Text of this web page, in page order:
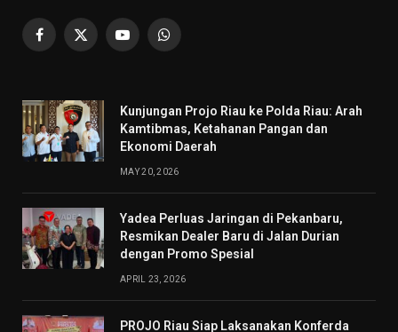
Facebook
X
YouTubeWhatsApp
Kunjungan Projo Riau ke Polda Riau: Arah
Kamtibmas, Ketahanan Pangan dan
Ekonomi Daerah
MAY 20, 2026
Yadea Perluas Jaringan di Pekanbaru,
Resmikan Dealer Baru di Jalan Durian
dengan Promo Spesial
APRIL 23, 2026
PROJO Riau Siap Laksanakan Konferda